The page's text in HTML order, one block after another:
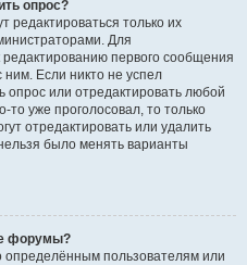
опрос?
редактироваться только их
Для
первого сообщения
ним. Если никто не успел
опрос или отредактировать любой
то уже проголосовал, то только
отредактировать или удалить
было менять варианты
форумы?
пользователям или